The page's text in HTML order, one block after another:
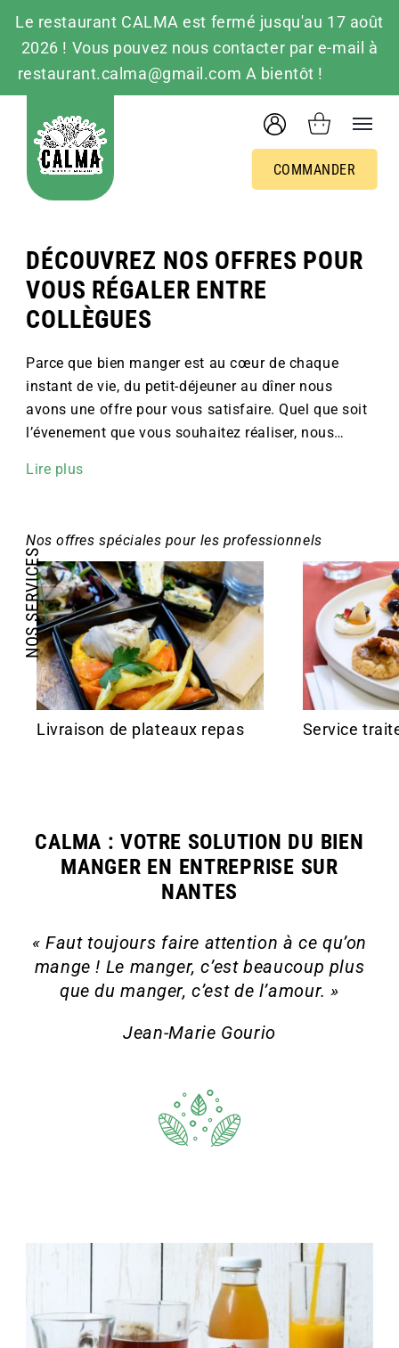
Le restaurant CALMA est fermé jusqu'au 17 août
2026 ! Vous pouvez nous contacter par e-mail à
restaurant.calma@gmail.com A bientôt !
contenu
COMMANDER
DÉCOUVREZ NOS OFFRES POUR
VOUS RÉGALER ENTRE
COLLÈGUES
Parce que bien manger est au cœur de chaque
instant de vie, du petit-déjeuner au dîner nous
avons une offre pour vous satisfaire. Quel que soit
l’évenement que vous souhaitez réaliser, nous
adaptée : un café d’accueil, un petit-déjeuner, un
un point d’honneur à votre entière satisfaction.
Écoute, disponibilité, réactivité.. et bien sur
gourmandises sont nos engagements.
Lire plus
NOS SERVICES
Nos offres spéciales pour les professionnels
Votre repas livré sur
votre lieu de travail
Livraison de plateaux repas
Offre
Service
CALMA : VOTRE SOLUTION DU BIEN
MANGER EN ENTREPRISE SUR
NANTES
« Faut toujours faire attention à ce qu’on
mange ! Le manger, c’est beaucoup plus
que du manger, c’est de l’amour. »
Jean-Marie Gourio